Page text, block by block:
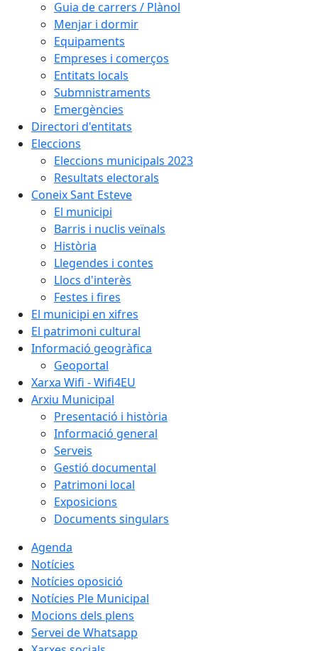
Guia de carrers / Plànol
Menjar i dormir
Equipaments
Empreses i comerços
Entitats locals
Submnistraments
Emergències
Directori d'entitats
Eleccions
Eleccions municipals 2023
Resultats electorals
Coneix Sant Esteve
El municipi
Barris i nuclis veïnals
Història
Llegendes i contes
Llocs d'interès
Festes i fires
El municipi en xifres
El patrimoni cultural
Informació geogràfica
Geoportal
Xarxa Wifi - Wifi4EU
Arxiu Municipal
Presentació i història
Informació general
Serveis
Gestió documental
Patrimoni local
Exposicions
Documents singulars
Agenda
Notícies
Notícies oposició
Notícies Ple Municipal
Mocions dels plens
Servei de Whatsapp